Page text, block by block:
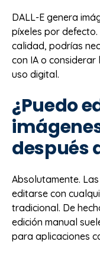
DALL-E genera
píxeles por
calidad, podrías
con IA o
uso digital.
¿Puedo
después
Absolutamente.
editarse con
tradicional. De
edición manual
para aplicaciones